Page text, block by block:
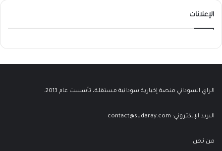
الإعلانات
الراي السوداني منصة إخبارية سودانية مستقلة، تأسست عام 2013.
البريد الإلكتروني: contact@sudaray.com
من نحن